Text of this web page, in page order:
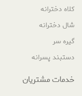
کلاه دخترانه
شال دخترانه
گیره سر
دستبند پسرانه
خدمات مشتریان